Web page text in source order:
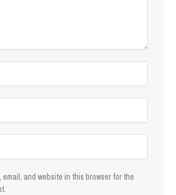
email, and website in this browser for the